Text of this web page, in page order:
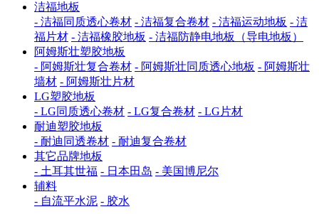
洁福地板
- 洁福同质透心卷材 - 洁福复合卷材 - 洁福运动地板 - 洁
福片材 - 洁福橡胶地板 - 洁福防静电地板（导电地板）
阿姆斯壮塑胶地板
- 阿姆斯壮复合卷材 - 阿姆斯壮同质透心地板 - 阿姆斯壮
墙材 - 阿姆斯壮片材
LG塑胶地板
- LG同质透心卷材 - LG复合卷材 - LG片材
耐迪塑胶地板
- 耐迪同透卷材 - 耐迪复合卷材
其它品牌地板
- 土耳其世福 - 日本田岛 - 美国博尼尔
辅料
- 自流平水泥 - 胶水